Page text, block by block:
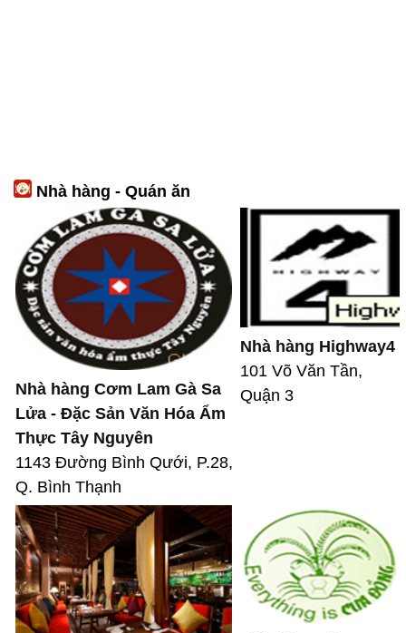
Nhà hàng - Quán ăn
Nhà hàng Cơm Lam Gà Sa
Lửa - Đặc Sản Văn Hóa Ẩm
Thực Tây Nguyên
1143 Đường Bình Qưới, P.28,
Q. Bình Thạnh
Nhà hàng Highway4
101 Võ Văn Tần,
Quận 3